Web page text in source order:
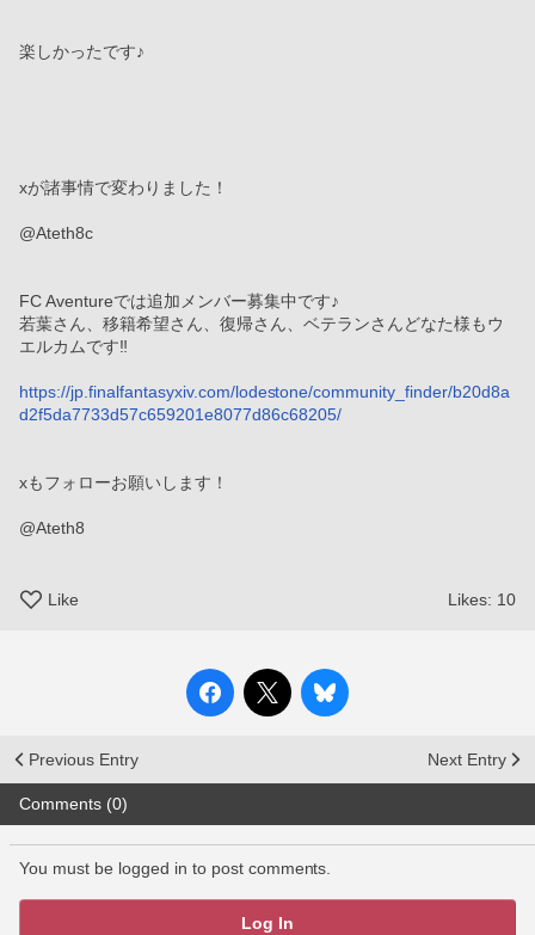
楽しかったです♪
xが諸事情で変わりました！
@Ateth8c
FC Aventureでは追加メンバー募集中です♪
若葉さん、移籍希望さん、復帰さん、ベテランさんどなた様もウ
エルカムです‼️
https://jp.finalfantasyxiv.com/lodestone/community_finder/b20d8a
d2f5da7733d57c659201e8077d86c68205/
xもフォローお願いします！
@Ateth8
Like Likes: 10
Previous Entry Next Entry
Comments (0)
You must be logged in to post comments.
Log In